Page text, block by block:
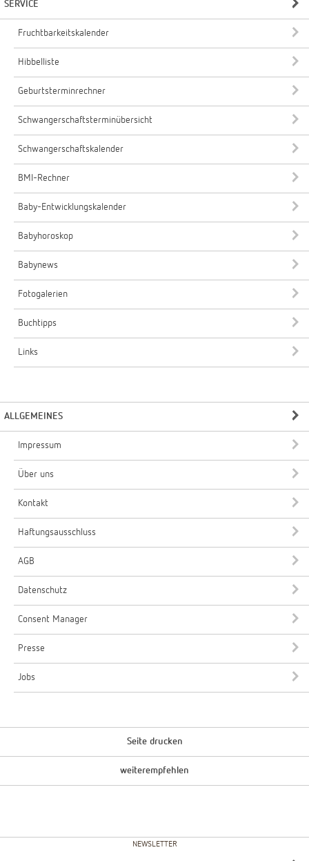
SERVICE
Fruchtbarkeitskalender
Hibbelliste
Geburtsterminrechner
Schwangerschaftsterminübersicht
Schwangerschaftskalender
BMI-Rechner
Baby-Entwicklungskalender
Babyhoroskop
Babynews
Fotogalerien
Buchtipps
Links
ALLGEMEINES
Impressum
Über uns
Kontakt
Haftungsausschluss
AGB
Datenschutz
Consent Manager
Presse
Jobs
Seite drucken
weiterempfehlen
NEWSLETTER